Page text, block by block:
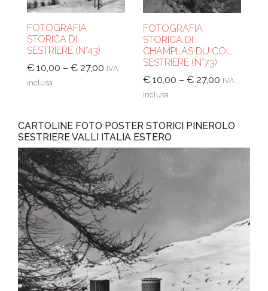
FOTOGRAFIA
STORICA DI
SESTRIERE (N°43)
€ 10,00 – € 27,00 IVA
inclusa
FOTOGRAFIA
STORICA DI
CHAMPLAS DU COL
SESTRIERE (N°73)
€ 10,00 – € 27,00 IVA
inclusa
CARTOLINE FOTO POSTER STORICI PINEROLO
SESTRIERE VALLI ITALIA ESTERO